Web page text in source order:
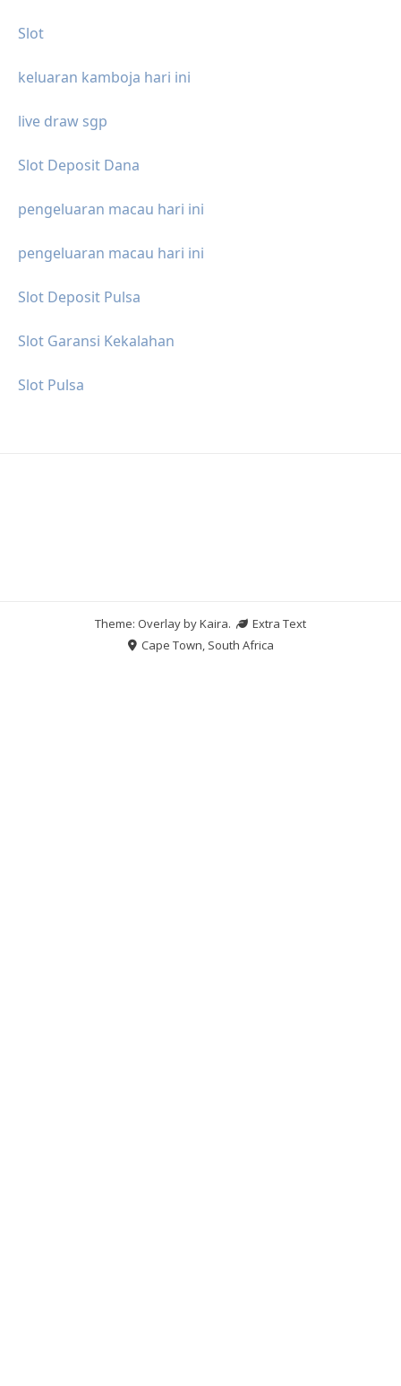
Slot
keluaran kamboja hari ini
live draw sgp
Slot Deposit Dana
pengeluaran macau hari ini
pengeluaran macau hari ini
Slot Deposit Pulsa
Slot Garansi Kekalahan
Slot Pulsa
Theme: Overlay byKaira.
Extra Text
Cape Town, South Africa